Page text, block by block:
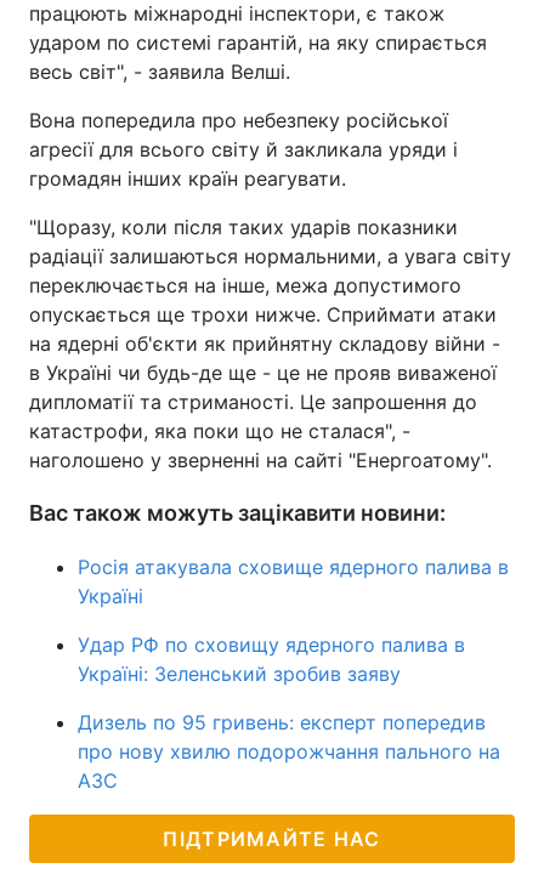
працюють міжнародні інспектори, є також
ударом по системі гарантій, на яку спирається
весь світ", - заявила Велші.
Вона попередила про небезпеку російської
агресії для всього світу й закликала уряди і
громадян інших країн реагувати.
"Щоразу, коли після таких ударів показники
радіації залишаються нормальними, а увага світу
переключається на інше, межа допустимого
опускається ще трохи нижче. Сприймати атаки
на ядерні об'єкти як прийнятну складову війни -
в Україні чи будь-де ще - це не прояв виваженої
дипломатії та стриманості. Це запрошення до
катастрофи, яка поки що не сталася", -
наголошено у зверненні на сайті "Енергоатому".
Вас також можуть зацікавити новини:
Росія атакувала сховище ядерного палива в
Україні
Удар РФ по сховищу ядерного палива в
Україні: Зеленський зробив заяву
Дизель по 95 гривень: експерт попередив
про нову хвилю подорожчання пального на
АЗС
ПІДТРИМАЙТЕ НАС